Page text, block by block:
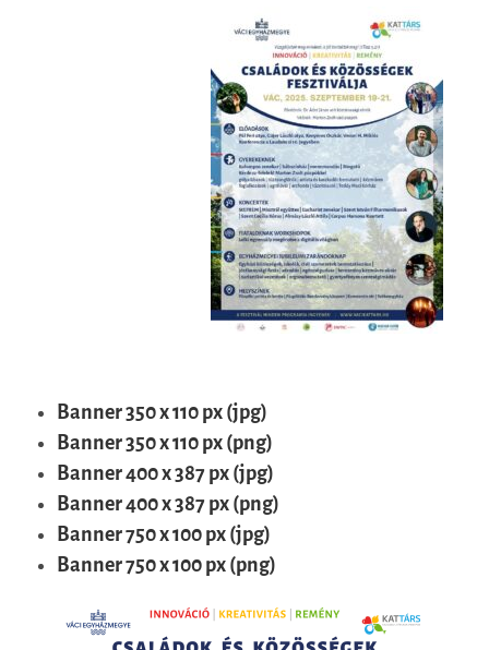
Banner 350 x 110 px (jpg)
Banner 350 x 110 px (png)
Banner 400 x 387 px (jpg)
Banner 400 x 387 px (png)
Banner 750 x 100 px (jpg)
Banner 750 x 100 px (png)